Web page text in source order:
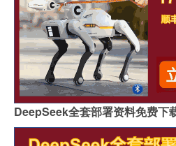
DeepSeek全套部署资料免费下